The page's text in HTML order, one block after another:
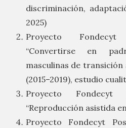
discriminación,
2025)
Proyecto Fondecyt
“Convertirse en
masculinas de transición
(2015–2019), estudio
Proyecto Fondecyt
“Reproducción asistida en
Proyecto Fondecyt